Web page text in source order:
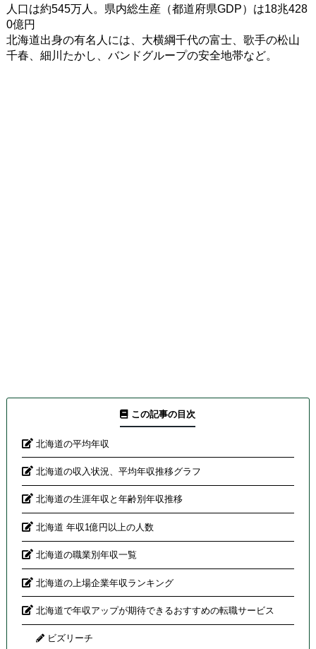
人口は約545万人。県内総生産（都道府県GDP）は18兆428
0億円
北海道出身の有名人には、大横綱千代の富士、歌手の松山
千春、細川たかし、バンドグループの安全地帯など。
この記事の目次
北海道の平均年収
北海道の収入状況、平均年収推移グラフ
北海道の生涯年収と年齢別年収推移
北海道 年収1億円以上の人数
北海道の職業別年収一覧
北海道の上場企業年収ランキング
北海道で年収アップが期待できるおすすめの転職サービス
ビズリーチ